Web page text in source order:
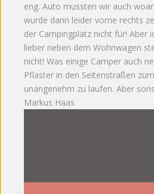
eng. Auto mussten wir auch
wurde dann leider vorne rechts
der Campingplatz nicht für! Aber
lieber neben dem Wohnwagen
nicht! Was einige Camper auch
Pflaster in den Seitenstraßen
unangenehm zu laufen. Aber
Markus Haas